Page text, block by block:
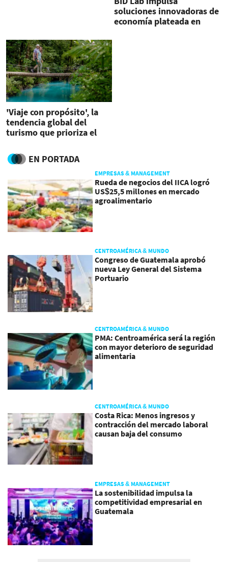
soluciones innovadoras de
economía plateada en
'Viaje con propósito', la
tendencia global del
turismo que prioriza el
EN PORTADA
EMPRESAS & MANAGEMENT
Rueda de negocios del IICA logró
US$25,5 millones en mercado
agroalimentario
CENTROAMÉRICA & MUNDO
Congreso de Guatemala aprobó
nueva Ley General del Sistema
Portuario
CENTROAMÉRICA & MUNDO
PMA: Centroamérica será la región
con mayor deterioro de seguridad
alimentaria
CENTROAMÉRICA & MUNDO
Costa Rica: Menos ingresos y
contracción del mercado laboral
causan baja del consumo
EMPRESAS & MANAGEMENT
La sostenibilidad impulsa la
competitividad empresarial en
Guatemala